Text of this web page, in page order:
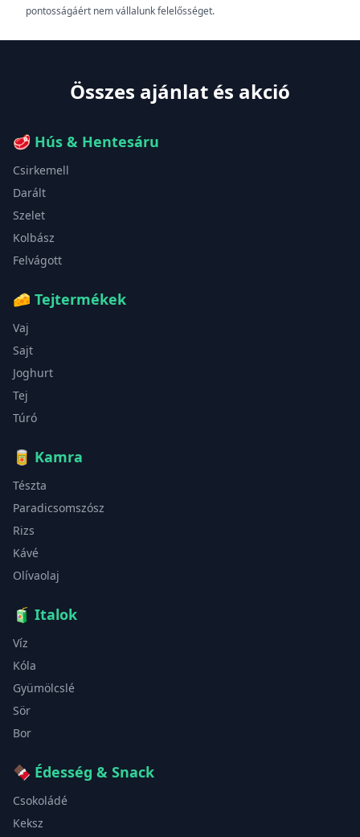
pontosságáért nem vállalunk felelősséget.
Összes ajánlat és akció
🥩 Hús & Hentesáru
Csirkemell
Darált
Szelet
Kolbász
Felvágott
🧀 Tejtermékek
Vaj
Sajt
Joghurt
Tej
Túró
🥫 Kamra
Tészta
Paradicsomszósz
Rizs
Kávé
Olívaolaj
🧃 Italok
Víz
Kóla
Gyümölcslé
Sör
Bor
🍫 Édesség & Snack
Csokoládé
Keksz